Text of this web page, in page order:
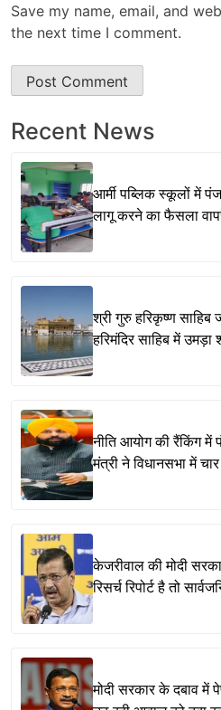
Save my name, email, and
the next time I comment.
Recent News
आर्मी पब्लिक स्कूलों में
लागू करने का फैसला
श्री गुरु हरिकृष्ण साहिब
हरिमंदिर साहिब में
नीति आयोग की रैंकिंग में
मंत्री ने विधानसभा में
केजरीवाल की मोदी
रिसर्च रिपोर्ट है तो
मोदी सरकार के दबाव